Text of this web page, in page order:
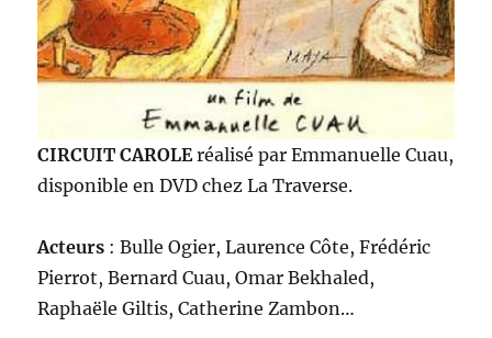
CIRCUIT CAROLEréalisé par Emmanuelle Cuau,
disponible en DVD chez La Traverse.
Acteurs : Bulle Ogier, Laurence Côte, Frédéric
Pierrot, Bernard Cuau, Omar Bekhaled,
Raphaële Giltis, Catherine Zambon…